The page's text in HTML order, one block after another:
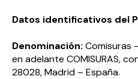
Datos identificativos del
Denominación: Comisuras
en adelante COMISURAS,
28028, Madrid – España.